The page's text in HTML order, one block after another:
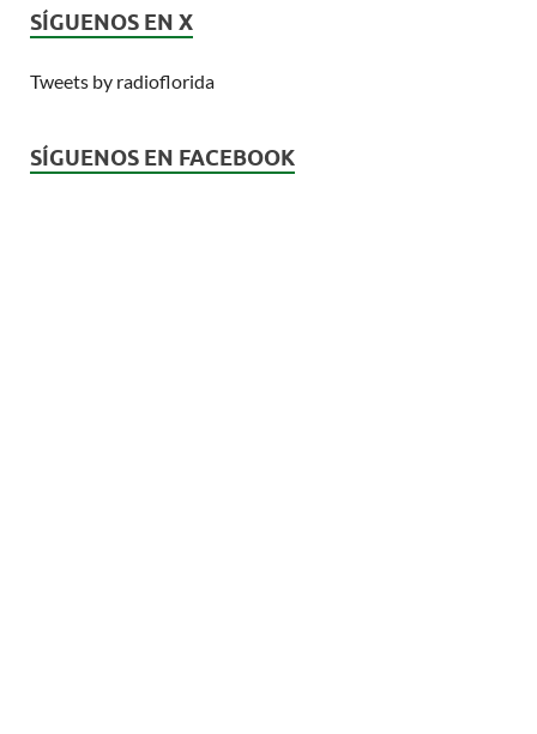
SÍGUENOS EN X
Tweets by radioflorida
SÍGUENOS EN FACEBOOK